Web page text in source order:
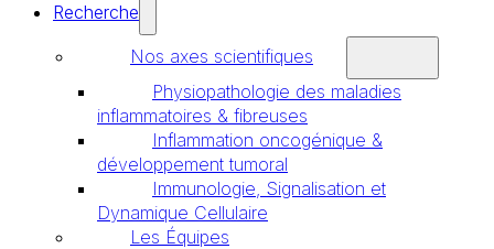
Recherche
Nos axes scientifiques
Physiopathologie des maladies
inflammatoires & fibreuses
Inflammation oncogénique &
développement tumoral
Immunologie, Signalisation et
Dynamique Cellulaire
Les Équipes